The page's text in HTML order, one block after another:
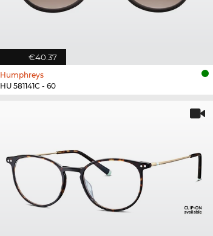
€40.37
Humphreys
HU 581141C - 60